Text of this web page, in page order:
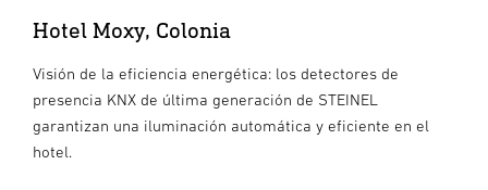
Hotel Moxy, Colonia
Visión de la eficiencia energética: los detectores de
presencia KNX de última generación de STEINEL
garantizan una iluminación automática y eficiente en el
hotel.